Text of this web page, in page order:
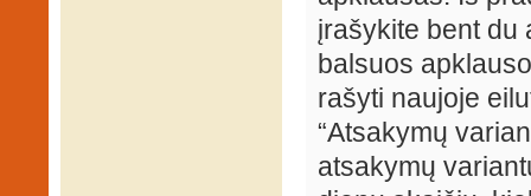
įrašykite bent du
balsuos
rašyti naujoje
“Atsakymų
atsakymų